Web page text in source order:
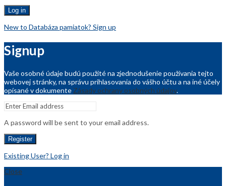
Log in
New to Databáza pamiatok? Sign up
Signup
Vaše osobné údaje budú použité na zjednodušenie používania tejto
webovej stránky, na správu prihlasovania do vášho účtu a na iné účely
opísané v dokumente Zásady ochrany osobných údajov.
A password will be sent to your email address.
Register
Existing User? Log in
Close